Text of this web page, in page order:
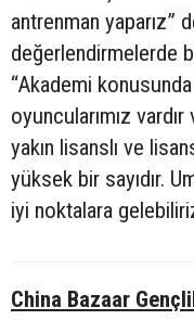
antrenman yaparız”
değerlendirmelerde
“Akademi
oyuncularımız
yakın lisanslı ve
yüksek bir sayıdır.
iyi noktalara
China Bazaar